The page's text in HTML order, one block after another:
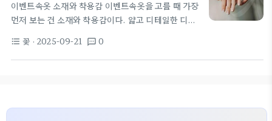
이벤트속옷 소재와 착용감 이벤트속옷을 고를 때 가장
먼저 보는 건 소재와 착용감이다. 얇고 디테일한 디자
감은 착용 시간에 큰 차이를 만든다. 최근 업계에서 주
목받는 소재로 튜브락과 컴포젠 조합이 있다. 이 조합
format_list_bulleted 꽃 · 2025-09-21 textsms 0